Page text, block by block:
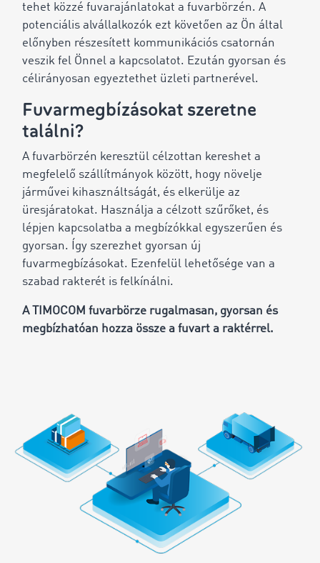
tehet közzé fuvarajánlatokat a fuvarbörzén. A
potenciális alvállalkozók ezt követően az Ön által
előnyben részesített kommunikációs csatornán
veszik fel Önnel a kapcsolatot. Ezután gyorsan és
célirányosan egyeztethet üzleti partnerével.
Fuvarmegbízásokat szeretne
találni?
A fuvarbörzén keresztül célzottan kereshet a
megfelelő szállítmányok között, hogy növelje
járművei kihasználtságát, és elkerülje az
üresjáratokat. Használja a célzott szűrőket, és
lépjen kapcsolatba a megbízókkal egyszerűen és
gyorsan. Így szerezhet gyorsan új
fuvarmegbízásokat. Ezenfelül lehetősége van a
szabad rakterét is felkínálni.
A TIMOCOM fuvarbörze rugalmasan, gyorsan és
megbízhatóan hozza össze a fuvart a raktérrel.